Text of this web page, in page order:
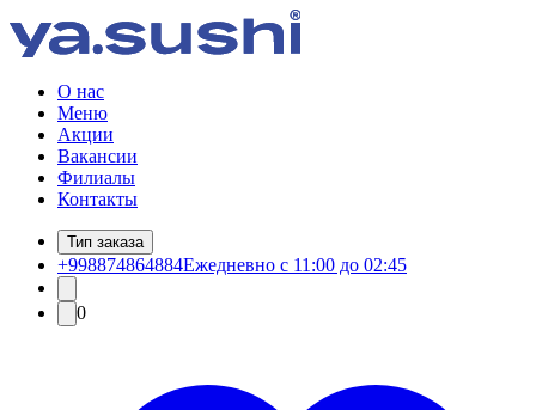
О нас
Меню
Акции
Вакансии
Филиалы
Контакты
Тип заказа
+998874864884Ежедневно с 11:00 до 02:45
0